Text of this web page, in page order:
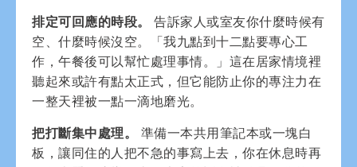
排定可回應的時段。
告訴家人或室友你什麼時候有
空、什麼時候沒空。「我九點到十二點要專心工
作，午餐後可以幫忙處理事情。」這在居家情境裡
聽起來或許有點太正式，但它能防止你的專注力在
一整天裡被一點一滴地磨光。
把打斷集中處理。
準備一本共用筆記本或一塊白
板，讓同住的人把不急的事寫上去，你在休息時再